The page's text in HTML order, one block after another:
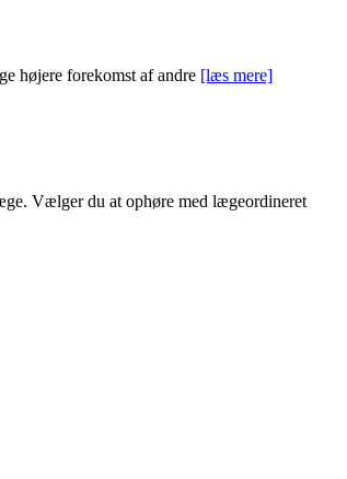
højere forekomst af andre [læs mere]
Vælger du at ophøre med lægeordineret